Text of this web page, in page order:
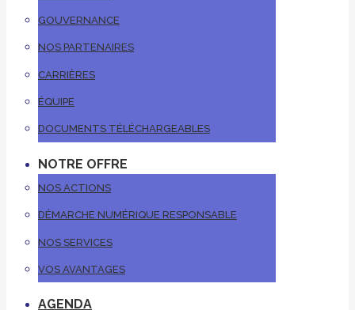
GOUVERNANCE
NOS PARTENAIRES
CARRIÈRES
ÉQUIPE
DOCUMENTS TÉLÉCHARGEABLES
NOTRE OFFRE
NOS ACTIONS
DÉMARCHE NUMÉRIQUE RESPONSABLE
NOS SERVICES
VOS AVANTAGES
AGENDA